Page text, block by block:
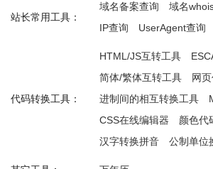
站长常用工具：
域名备案查询 域名
IP查询
UserAgent查询
代码转换工具：
HTML/JS互转工具
简体/繁体互转工具
网
进制间的相互转换工具
CSS在线编辑器
颜色代
汉字转换拼音
公制单位